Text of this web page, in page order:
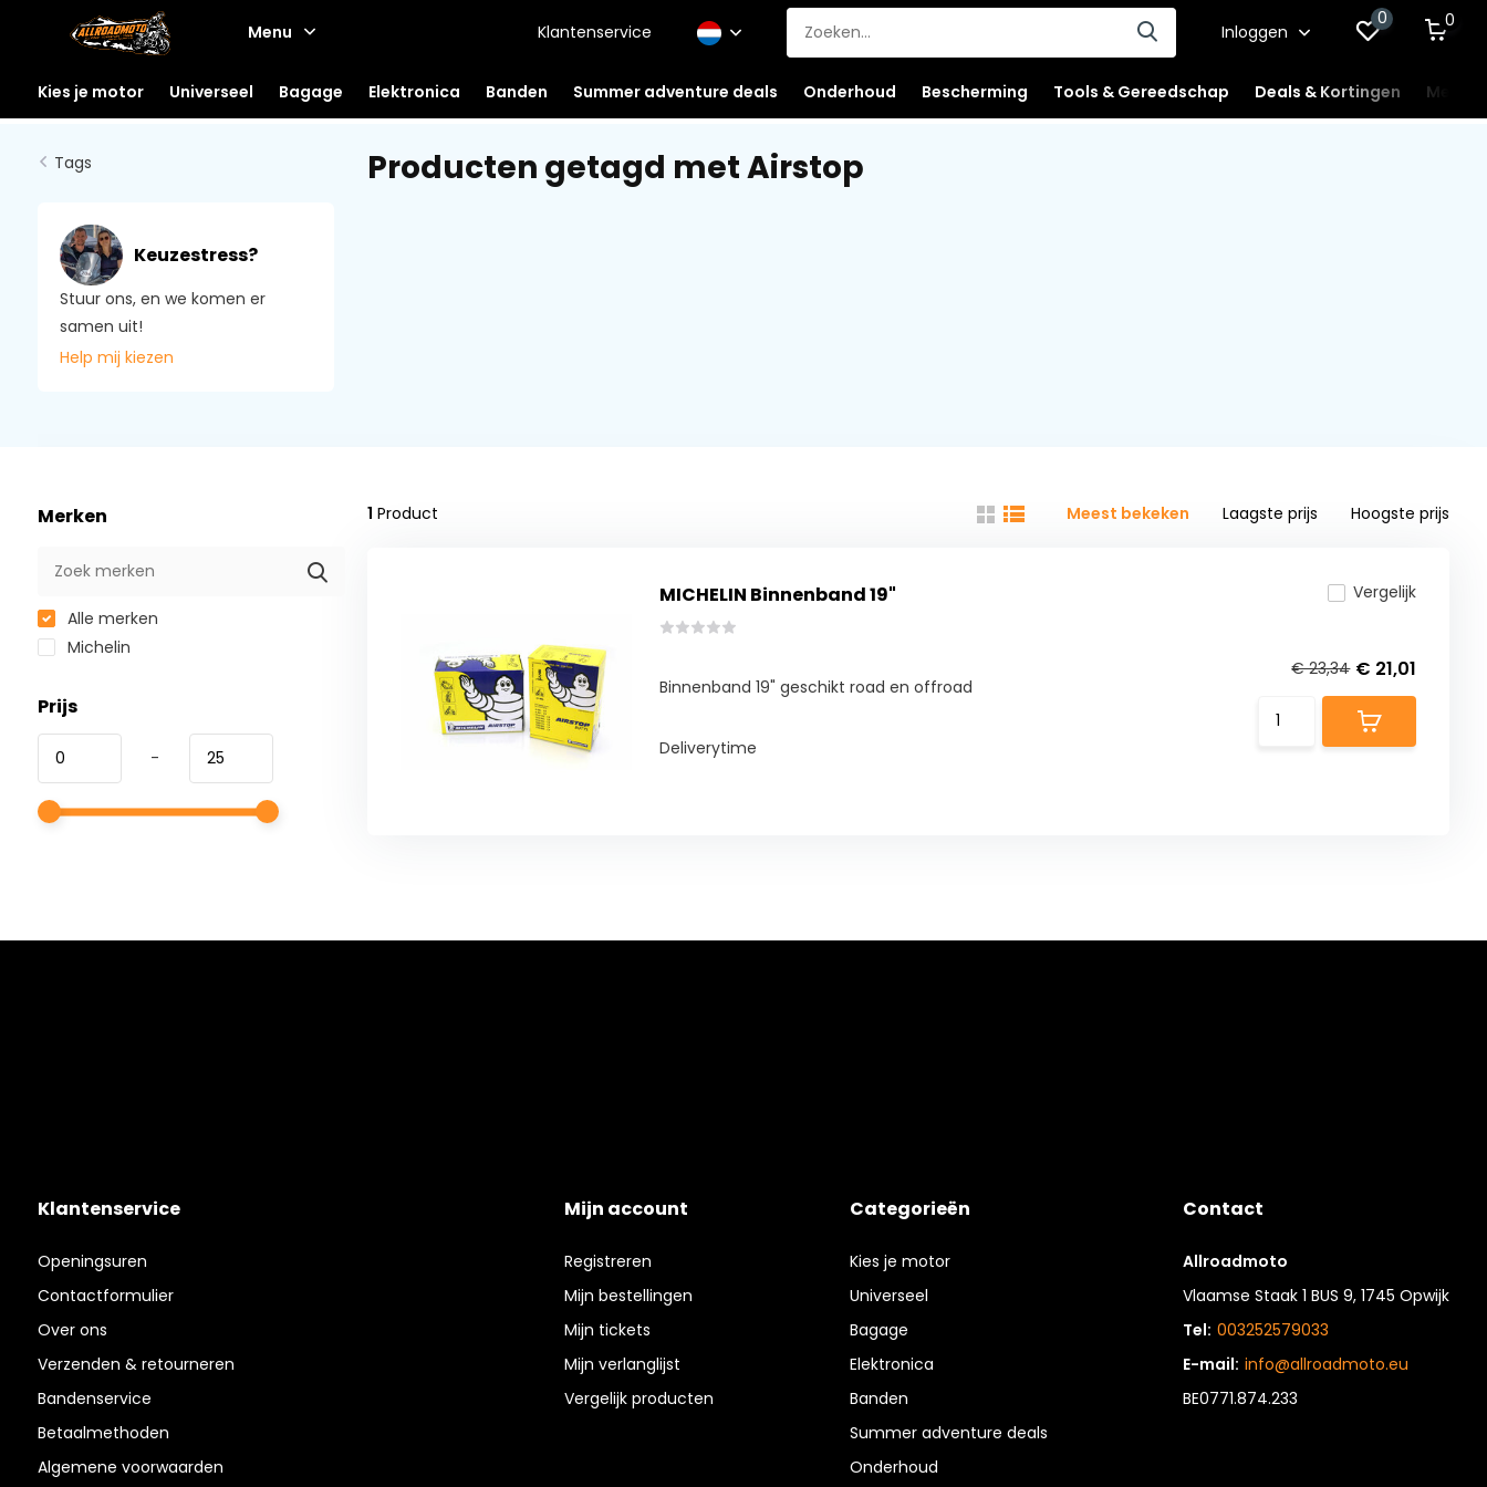
Menu Klantenservice Inloggen
0 0
Kies je motor Universeel Bagage Elektronica Banden Summer adventure deals Onderhoud Bescherming Tools & Gereedschap Deals & Kortingen
Tags
Keuzestress?
Stuur ons, en we komen er
samen uit!
Help mij kiezen
Producten getagd met Airstop
Merken
Alle merken
Michelin
Prijs
-
1 Product Meest bekeken Laagste prijs Hoogste prijs
MICHELIN Binnenband 19"
Binnenband 19" geschikt road en offroad
Deliverytime
Vergelijk
€ 23,34 € 21,01
Klantenservice
Openingsuren
Contactformulier
Over ons
Verzenden & retourneren
Bandenservice
Betaalmethoden
Algemene voorwaarden
Mijn account
Registreren
Mijn bestellingen
Mijn tickets
Mijn verlanglijst
Vergelijk producten
Categorieën
Kies je motor
Universeel
Bagage
Elektronica
Banden
Summer adventure deals
Onderhoud
Contact
Allroadmoto
Vlaamse Staak 1 BUS 9, 1745 Opwijk
Tel: 003252579033
E-mail: info@allroadmoto.eu
BE0771.874.233